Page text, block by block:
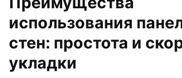
использования
стен: простота и
укладки